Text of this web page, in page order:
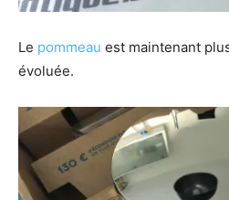
Le pommeau est maintenant
évoluée.